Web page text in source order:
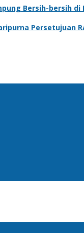
Bersih-bersih
Persetujuan